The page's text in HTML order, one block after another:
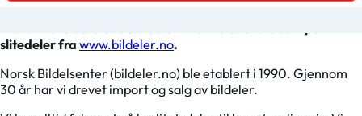
slitedeler fra www.bildeler.no.
Norsk Bildelsenter (bildeler.no) ble etablert i 1990. Gjennom
30 år har vi drevet import og salg av bildeler.